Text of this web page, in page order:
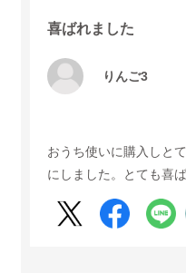
喜ばれました
りんご3
おうち使いに購入しと
にしました。とても喜ば